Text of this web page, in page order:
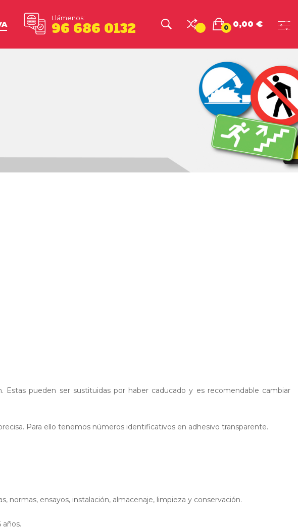
0 0,00 €
Llámenos:
96 686 0132
Estas pueden ser sustituidas por haber caducado y es recomendable cambiar
Para ello tenemos números identificativos en adhesivo transparente.
normas, ensayos, instalación, almacenaje, limpieza y conservación.